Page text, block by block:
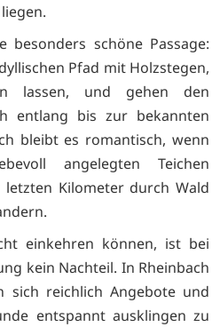
schöne Passage:
Pfad mit Holzstegen,
lassen, und gehen den
entlang bis zur bekannten
bleibt es romantisch, wenn
angelegten Teichen
Kilometer durch Wald
einkehren können, ist bei
kein Nachteil. In Rheinbach
sich reichlich Angebote und
entspannt ausklingen zu